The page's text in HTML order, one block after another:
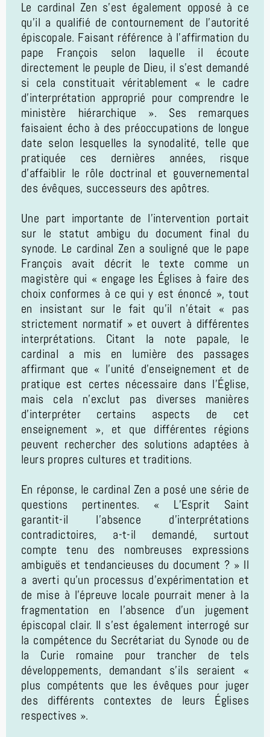
Le cardinal Zen s'est également opposé à ce
qu'il a qualifié de contournement de l'autorité
épiscopale. Faisant référence à l'affirmation du
pape François selon laquelle il écoute
directement le peuple de Dieu, il s'est demandé
si cela constituait véritablement « le cadre
d'interprétation approprié pour comprendre le
ministère hiérarchique ». Ses remarques
faisaient écho à des préoccupations de longue
date selon lesquelles la synodalité, telle que
pratiquée ces dernières années, risque
d'affaiblir le rôle doctrinal et gouvernemental
des évêques, successeurs des apôtres.
Une part importante de l'intervention portait
sur le statut ambigu du document final du
synode. Le cardinal Zen a souligné que le pape
François avait décrit le texte comme un
magistère qui « engage les Églises à faire des
choix conformes à ce qui y est énoncé », tout
en insistant sur le fait qu'il n'était « pas
strictement normatif » et ouvert à différentes
interprétations. Citant la note papale, le
cardinal a mis en lumière des passages
affirmant que « l'unité d'enseignement et de
pratique est certes nécessaire dans l'Église,
mais cela n'exclut pas diverses manières
d'interpréter certains aspects de cet
enseignement », et que différentes régions
peuvent rechercher des solutions adaptées à
leurs propres cultures et traditions.
En réponse, le cardinal Zen a posé une série de
questions pertinentes. « L’Esprit Saint
garantit-il l’absence d’interprétations
contradictoires, a-t-il demandé, surtout
compte tenu des nombreuses expressions
ambiguës et tendancieuses du document ? » Il
a averti qu’un processus d’expérimentation et
de mise à l’épreuve locale pourrait mener à la
fragmentation en l’absence d’un jugement
épiscopal clair. Il s’est également interrogé sur
la compétence du Secrétariat du Synode ou de
la Curie romaine pour trancher de tels
développements, demandant s’ils seraient «
plus compétents que les évêques pour juger
des différents contextes de leurs Églises
respectives ».